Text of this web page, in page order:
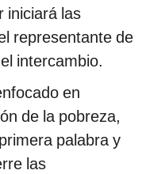
iniciará las
representante de
intercambio.
en
de la pobreza,
palabra y
las